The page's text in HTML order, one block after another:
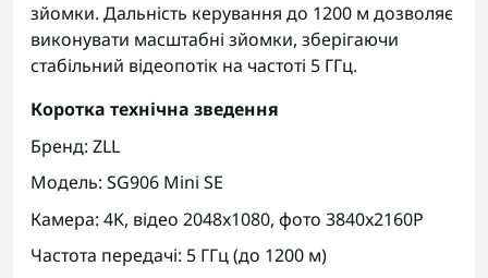
зйомки. Дальність керування до 1200 м дозволяє
виконувати масштабні зйомки, зберігаючи
стабільний відеопотік на частоті 5 ГГц.
Коротка технічна зведення
Бренд: ZLL
Модель: SG906 Mini SE
Камера: 4K, відео 2048x1080, фото 3840x2160P
Частота передачі: 5 ГГц (до 1200 м)